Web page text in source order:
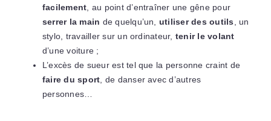
facilement , au point d’entraîner une gêne pour
serrer la main de quelqu’un, utiliser des outils , un
stylo, travailler sur un ordinateur, tenir le volant
d’une voiture ;
L’excès de sueur est tel que la personne craint de
faire du sport , de danser avec d’autres
personnes…